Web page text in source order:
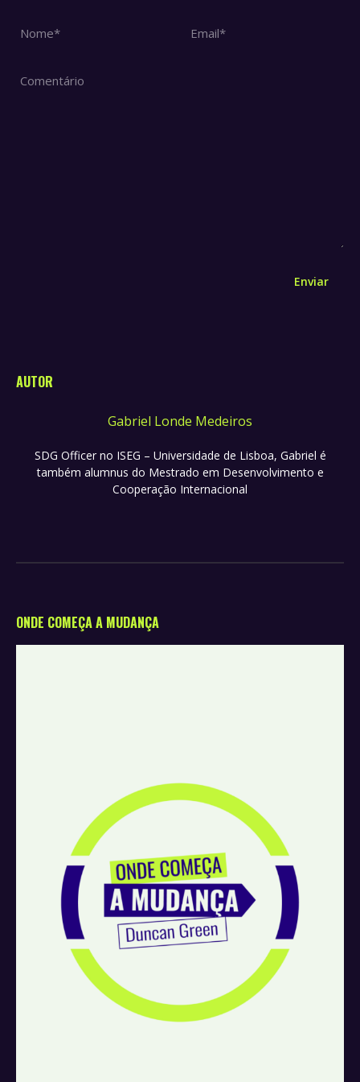
Comentário
Nome * Email *
Enviar
AUTOR
Gabriel Londe Medeiros
SDG Officer no ISEG – Universidade de Lisboa, Gabriel é
também alumnus do Mestrado em Desenvolvimento e
Cooperação Internacional
ONDE COMEÇA A MUDANÇA